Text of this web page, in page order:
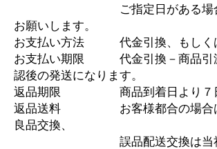
ご指定日がある場合は、
お願いします。
お支払い方法 代金引換、もしく
お支払い期限 代金引換－商品引
認後の発送になります。
返品期限 商品到着日より７
返品送料 お客様都合の場合は
良品交換、
誤品配送交換は当社負担